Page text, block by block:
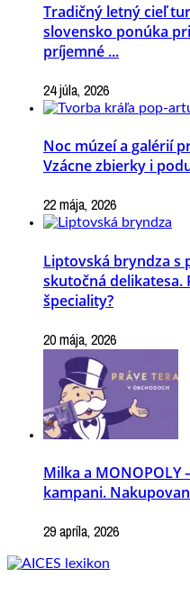
Tradičný letný cieľ
slovensko ponúka
príjemné ...
24 júla, 2026
Noc múzeí a galérií
Vzácne zbierky i
22 mája, 2026
Liptovská bryndza s
skutočná
špeciality?
20 mája, 2026
Milka a MONOPOLY
kampani.
29 apríla, 2026